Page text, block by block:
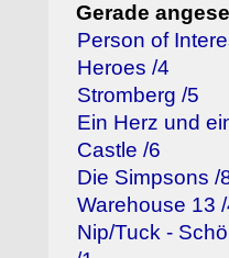
Gerade
Person of
Heroes /4
Stromberg /5
Ein Herz und
Castle /6
Die Simpsons /
Warehouse 13
Nip/Tuck -